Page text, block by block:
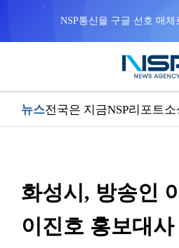
NSP통신을 구글 선호 매체
뉴스전국은 지금NSP리포트소
화성시, 방송인
이진호 홍보대